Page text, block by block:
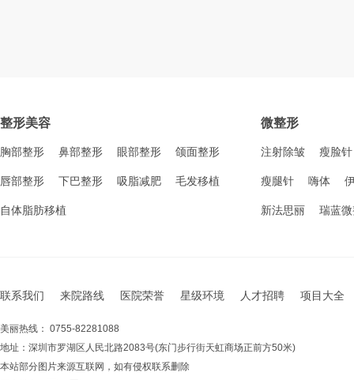
整形美容
胸部整形 鼻部整形 眼部整形 颌面整形
唇部整形 下巴整形 吸脂减肥 毛发移植
自体脂肪移植
微整形
注射除皱 瘦脸针
瘦腿针 嗨体
新法思丽 瑞蓝
联系我们 来院路线 医院荣誉 星级环境 人才招聘 项目大全
美丽热线： 0755-82281088
地址：深圳市罗湖区人民北路2083号(东门步行街天虹商场正前方50米)
本站部分图片来源互联网，如有侵权联系删除